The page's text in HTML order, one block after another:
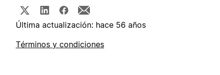
Última actualización: hace 56 años
Términos y condiciones